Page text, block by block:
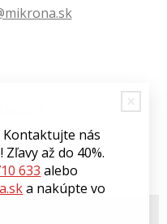
údajov
Kontaktujte nás
až do 40%.
633 alebo
a nakúpte vo